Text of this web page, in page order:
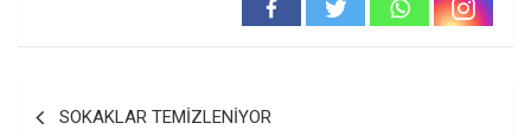
SOKAKLAR TEMİZLENİYOR